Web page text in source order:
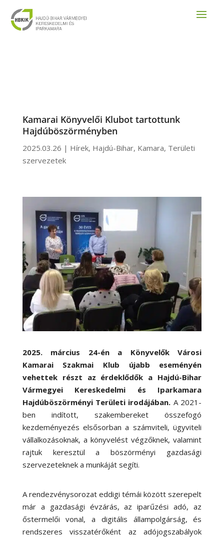
Kamarai Könyvelői Klubot tartottunk
Hajdúböszörményben
2025.03.26 | Hírek, Hajdú-Bihar, Kamara, Területi
szervezetek
2025. március 24-én a Könyvelők Városi
Kamarai Szakmai Klub újabb eseményén
vehettek részt az érdeklődők a Hajdú-Bihar
Vármegyei Kereskedelmi és Iparkamara
Hajdúböszörményi Területi irodájában. A 2021-
ben indított, szakembereket összefogó
kezdeményezés elsősorban a számviteli, ügyviteli
vállalkozásoknak, a könyvelést végzőknek, valamint
rajtuk keresztül a böszörményi gazdasági
szervezeteknek a munkáját segíti.
A rendezvénysorozat eddigi témái között szerepelt
már a gazdasági évzárás, az iparűzési adó, az
őstermelői vonal, a digitális állampolgárság, és
rendszeres visszatérőként az adójogszabályok